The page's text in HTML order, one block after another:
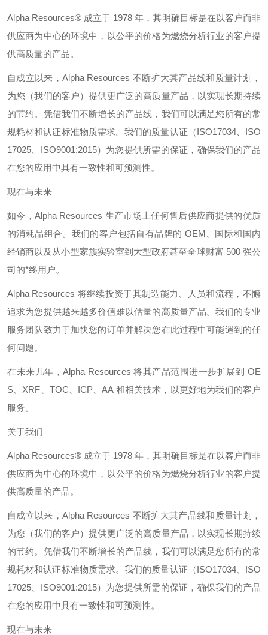
Alpha Resources® 成立于 1978年，其明确目标是在以客户而非
供应商为中心的环境中，以公平的价格为燃烧分析行业的客户提
供高质量的产品。
自成立以来， Alpha Resources 不断扩大其产品线和质量计划，
为您（我们的客户）提供更广泛的高质量产品，以实现长期持续
的节约。凭借我们不断增长的产品线，我们可以满足您所有的常
规耗材和认证标准物质需求。我们的质量认证（ISO17034、 ISO
17025
ISO9001:2015）为您提供所需的保证，确保我们的产品
在您的应用中具有一致性和可预测性。
现在与未来
如今， Alpha Resources 生产市场上任何售后供应商提供的优质
的消耗品组合。我们的客户包括自有品牌的 OEM 、国际和国内
经销商以及从小型家族实验室到大型政府甚至全球财富 500 强公
司的*终用户。
Alpha Resources 将继续投资于其制造能力、人员和流程，不懈
追求为您提供越来越多价值难以估量的高质量产品。我们的专业
服务团队致力于加快您的订单并解决您在此过程中可能遇到的任
何问题。
在未来几年，Alpha Resources将其产品范围进一步扩展到OE
S
XRF TOC ICP 、AA 和相关技术，以更好地为我们的客户
服务。
关于我们
Alpha Resources® 成立于 1978年，其明确目标是在以客户而非
供应商为中心的环境中，以公平的价格为燃烧分析行业的客户提
供高质量的产品。
自成立以来， Alpha Resources 不断扩大其产品线和质量计划，
为您（我们的客户）提供更广泛的高质量产品，以实现长期持续
的节约。凭借我们不断增长的产品线，我们可以满足您所有的常
规耗材和认证标准物质需求。我们的质量认证（ISO17034、 ISO
17025
ISO9001:2015）为您提供所需的保证，确保我们的产品
在您的应用中具有一致性和可预测性。
现在与未来